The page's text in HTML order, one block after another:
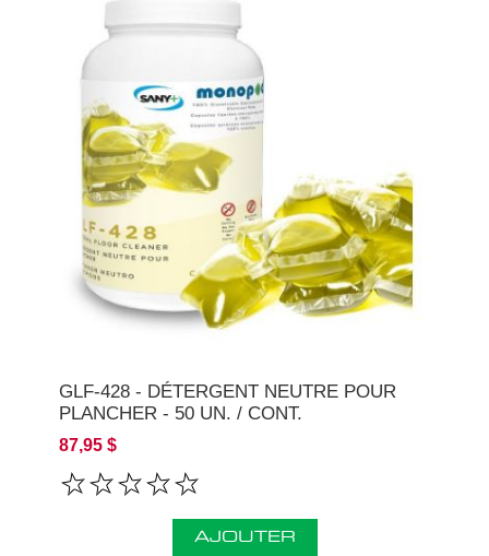
GLF-428 - DÉTERGENT NEUTRE POUR
PLANCHER - 50 UN. / CONT.
87,95 $
AJOUTER